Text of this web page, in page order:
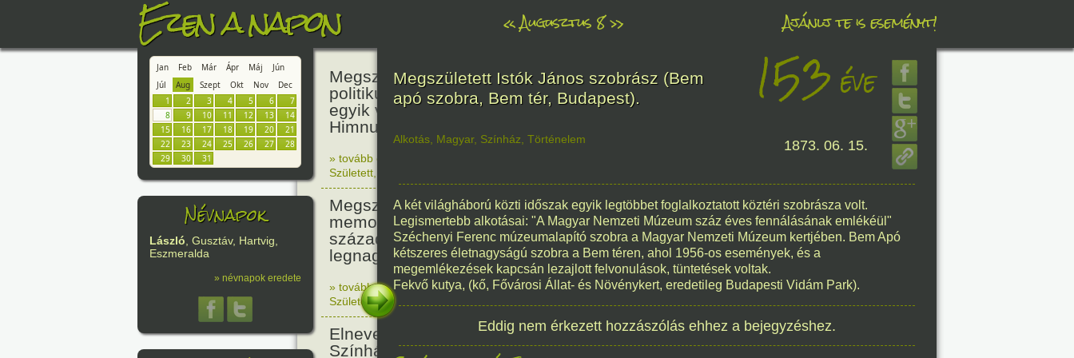
Ezen a napon «Augusztus 8» Ajánlj te is eseményt!
Jan Feb Már Ápr Máj
Jún
Júl
Aug Szept Okt Nov
Dec
1
2 3 4 5 6
7
8
9 10 11 12 13
14
15
16 17 18 19 20
21
22
23 24 25 26 27
28
29
30 31
Névnapok
László, Gusztáv, Hartvig,
Eszmeralda
» névnapok eredete
Megszületett Kölcsey Ferenc költő,
politikus, akadémikus, a reformkor
egyik vezéregyénisége, a nemzeti
Himnusz költője.
236
» tovább olvasom
Született
Megszületett Mikes Kelemen
memoáríró, műfordító, a XVIII.
századi magyar prózairodalom
legnagyobb alakja.
336éve
» tovább olvasom| 1 hozzászólás, szólj Te is hozzá!
Született,Történelem 1690. 08. 08.
Elnevezték a Pesti Magyar
Színházat Nemzeti Színháznak.
186éve
Megszületett Istók János szobrász (Bem
apó szobra, Bem tér, Budapest).
153 éve
Alkotás Magyar, Színház Történelem 1873. 06. 15.
A két világháború közti időszak egyik legtöbbet foglalkoztatott köztéri szobrásza volt.
Legismertebb alkotásai: "A Magyar Nemzeti Múzeum száz éves fennálásának emlékéül"
Széchenyi Ferenc múzeumalapító szobra a Magyar Nemzeti Múzeum kertjében. Bem Apó
kétszeres életnagyságú szobra a Bem téren, ahol 1956-os események, és a
megemlékezések kapcsán lezajlott felvonulások, tüntetések voltak.
Fekvő kutya, (kő, Fővárosi Állat- és Növénykert, eredetileg Budapesti Vidám Park).
Eddig nem érkezett hozzászólás ehhez a bejegyzéshez.